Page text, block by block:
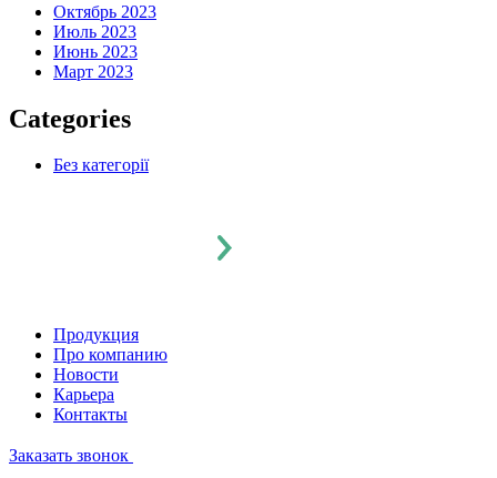
Октябрь 2023
Июль 2023
Июнь 2023
Март 2023
Categories
Без категорії
Продукция
Про компанию
Новости
Карьера
Контакты
Заказать звонок